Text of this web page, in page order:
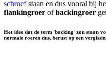
schroefstaan en dus vooral bij
flankingroer ofbackingroer
Het idee dat de term 'backing' zou staan
normale roeren dus, berust op een